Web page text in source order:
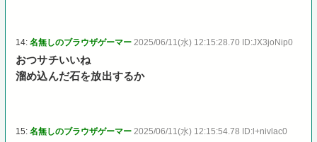
14:名無しのブラウザゲーマー 2025/06/11(水) 12:15:28.70 ID:JX3joNip0
おつサチいいね
溜め込んだ石を放出するか
15:名無しのブラウザゲーマー 2025/06/11(水) 12:15:54.78 ID:l+nivlac0